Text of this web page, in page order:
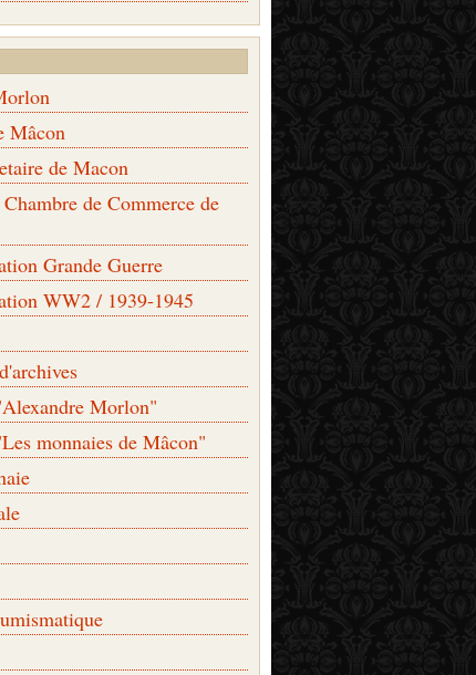
Mâcon
de Macon
de Commerce de
Grande Guerre
WW2 / 1939-1945
Morlon"
monnaies de Mâcon"